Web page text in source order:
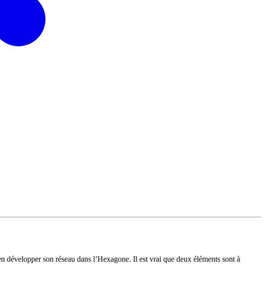
développer son réseau dans l’Hexagone. Il est vrai que deux éléments sont à